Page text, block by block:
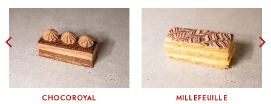
CHOCOROYAL MILLEFEUILLE